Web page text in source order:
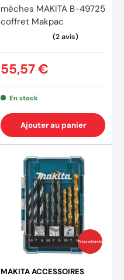
mèches MAKITA B-49725
coffret Makpac
55,57 €
En stock
Ajouter au panier
Prix coûtants
MAKITA ACCESSOIRES